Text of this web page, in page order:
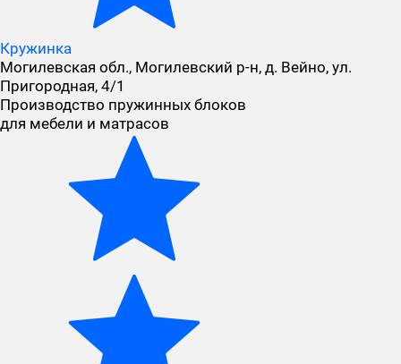
Кружинка
Могилевская обл., Могилевский р-н, д. Вейно, ул.
Пригородная, 4/1
Производство пружинных блоков
для мебели и матрасов